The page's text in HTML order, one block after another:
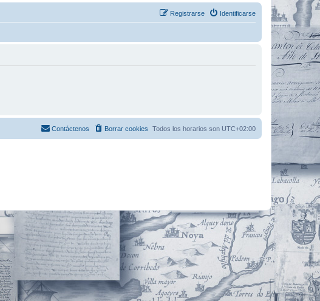
Identificarse
Registrarse
Todos los horarios son UTC+02:00
Borrar cookies
Contáctenos